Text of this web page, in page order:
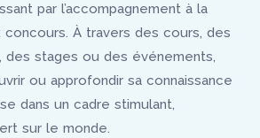
par l’accompagnement à la
À travers des cours, des
des stages ou des événements,
ou approfondir sa connaissance
dans un cadre stimulant,
sur le monde.